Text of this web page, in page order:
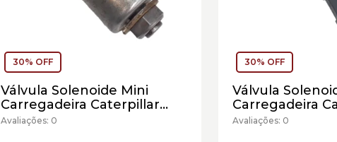
30% OFF
Válvula Solenoide Mini
Carregadeira Caterpillar
Cód:1737832 - Seminovo
Avaliações: 0
30% OFF
Válvula
Carregadeira
Cód:1859409 -
Avaliações: 0